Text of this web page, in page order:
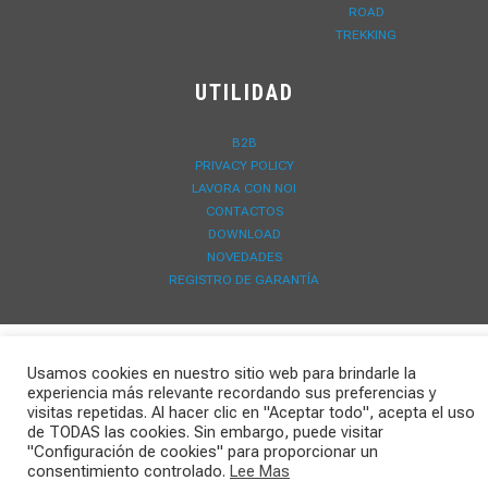
ROAD
TREKKING
UTILIDAD
B2B
PRIVACY POLICY
LAVORA CON NOI
CONTACTOS
DOWNLOAD
NOVEDADES
REGISTRO DE GARANTÍA
Usamos cookies en nuestro sitio web para brindarle la
experiencia más relevante recordando sus preferencias y
visitas repetidas. Al hacer clic en "Aceptar todo", acepta el uso
de TODAS las cookies. Sin embargo, puede visitar
"Configuración de cookies" para proporcionar un
consentimiento controlado. Lee Mas